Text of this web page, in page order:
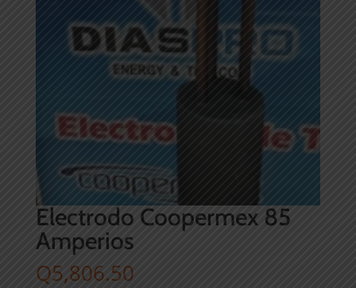
Electrodo Coopermex 85
Amperios
Q5,806.50